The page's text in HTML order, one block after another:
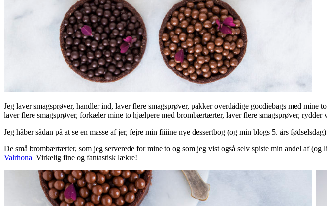
Jeg laver smagsprøver, handler ind, laver flere smagsprøver, pakker overdådige goodiebags med
laver flere smagsprøver, forkæler mine to hjælpere med brombærtærter, laver flere smagsprøver,
Jeg håber sådan på at se en masse af jer, fejre min fiiiine nye dessertbog (og min blogs 5. års
De små brombærtærter, som jeg serverede for mine to og som jeg vist også selv spiste min andel af
Valrhona. Virkelig fine og fantastisk lækre!